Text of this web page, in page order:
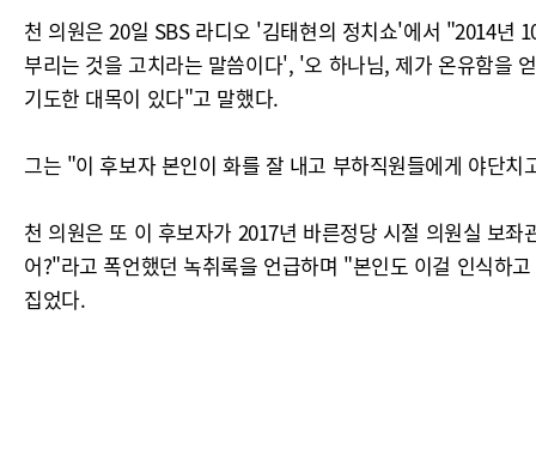
천 의원은 20일 SBS 라디오 '김태현의 정치쇼'에서 "2014년
부리는 것을 고치라는 말씀이다', '오 하나님, 제가 온유함을
기도한 대목이 있다"고 말했다.
그는 "이 후보자 본인이 화를 잘 내고 부하직원들에게 야단
천 의원은 또 이 후보자가 2017년 바른정당 시절 의원실 보
어?"라고 폭언했던 녹취록을 언급하며 "본인도 이걸 인식하
집었다.